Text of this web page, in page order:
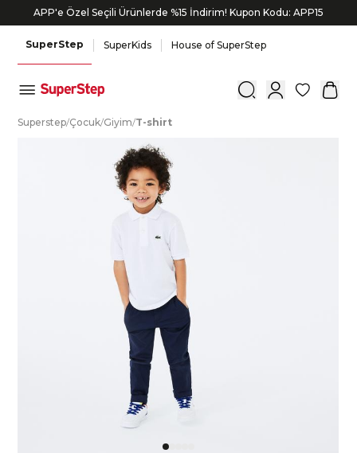
APP'e Özel Seçili Ürünlerde %15 İndirim! Kupon Kodu: APP15
SuperStep SuperKids House of SuperStep
0
Superstep/Çocuk/Giyim/T-shirt